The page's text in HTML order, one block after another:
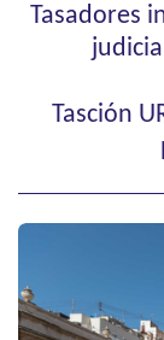
Tasadores
Tasción